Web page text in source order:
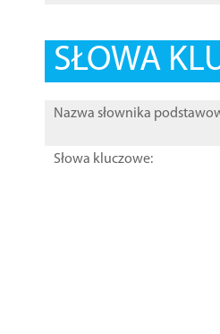
SŁOWA
Nazwa słownika
Słowa kluczowe: